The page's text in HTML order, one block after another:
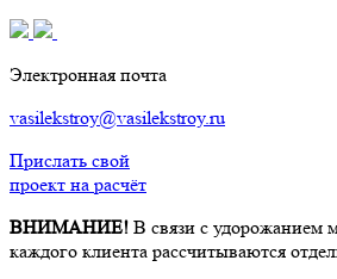
Электронная почта
vasilekstroy@vasilekstroy.ru
Прислать свой
проект на расчёт
ВНИМАНИЕ! В связи с удорожанием
каждого клиента рассчитываются